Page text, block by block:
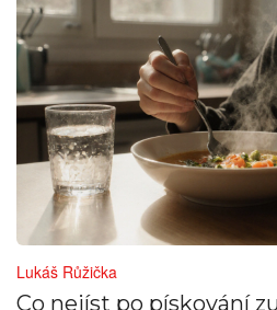
Lukáš Růžička
Co nejíst po pískování